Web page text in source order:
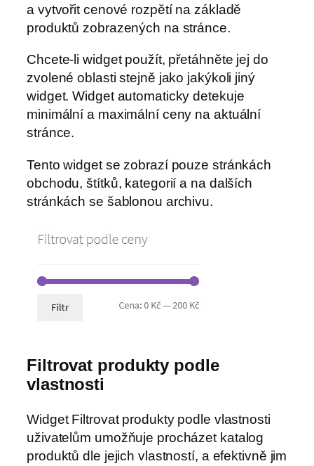
a vytvořit cenové rozpětí na základě
produktů zobrazených na stránce.
Chcete-li widget použít, přetáhněte jej do
zvolené oblasti stejně jako jakýkoli jiný
widget. Widget automaticky detekuje
minimální a maximální ceny na aktuální
stránce.
Tento widget se zobrazí pouze stránkách
obchodu, štítků, kategorií a na dalších
stránkách se šablonou archivu.
Filtrovat produkty podle
vlastnosti
Widget Filtrovat produkty podle vlastnosti
uživatelům umožňuje procházet katalog
produktů dle jejich vlastností, a efektivně jim